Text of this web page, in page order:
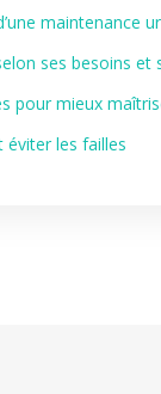
maintenance
ses besoins et
pour mieux
les failles